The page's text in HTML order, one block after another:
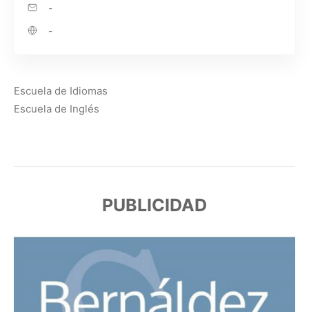
-
-
Escuela de Idiomas
Escuela de Inglés
PUBLICIDAD